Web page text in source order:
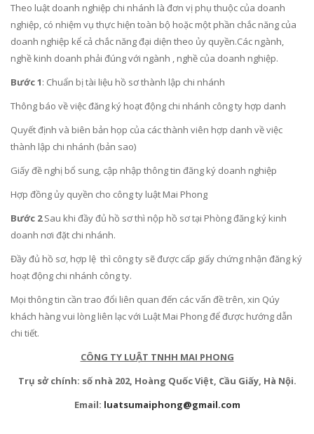
Theo luật doanh nghiệp chi nhánh là đơn vị phụ thuộc của doanh
nghiệp, có nhiệm vụ thực hiện toàn bộ hoặc một phần chắc năng của
doanh nghiệp kể cả chắc năng đại diện theo ủy quyền.Các ngành,
nghề kinh doanh phải đúng với ngành , nghề của doanh nghiệp.
Bước 1: Chuẩn bị tài liệu hồ sơ thành lập chi nhánh
Thông báo về việc đăng ký hoạt động chi nhánh công ty hợp danh
Quyết định và biên bản họp của các thành viên hợp danh về việc
thành lập chi nhánh (bản sao)
Giấy đề nghị bổ sung, cập nhập thông tin đăng ký doanh nghiệp
Hợp đồng ủy quyền cho công ty luật Mai Phong
Bước 2Sau khi đầy đủ hồ sơ thì nộp hồ sơ tại Phòng đăng ký kinh
doanh nơi đặt chi nhánh.
Đầy đủ hồ sơ, hợp lệ thì công ty sẽ được cấp giấy chứng nhận đăng ký
hoạt động chi nhánh công ty.
Mọi thông tin cần trao đổi liên quan đến các vấn đề trên, xin Qúy
khách hàng vui lòng liên lạc với Luật Mai Phong để được hướng dẫn
chi tiết.
CÔNG TY LUẬT TNHH MAI PHONG
Trụ sở chính: số nhà 202, Hoàng Quốc Việt, Cầu Giấy, Hà Nội.
Email: luatsumaiphong@gmail.com